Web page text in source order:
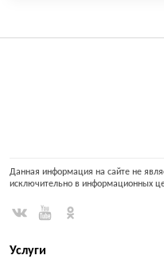
Данная информация на сайте не
исключительно в информационных
Услуги